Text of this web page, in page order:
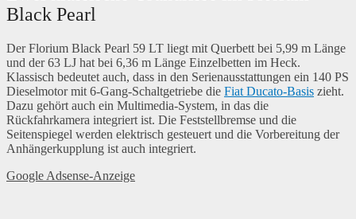
Black Pearl
Der Florium Black Pearl 59 LT liegt mit Querbett bei 5,99 m Länge
und der 63 LJ hat bei 6,36 m Länge Einzelbetten im Heck.
Klassisch bedeutet auch, dass in den Serienausstattungen ein 140 PS
Dieselmotor mit 6-Gang-Schaltgetriebe die Fiat Ducato-Basis zieht.
Dazu gehört auch ein Multimedia-System, in das die
Rückfahrkamera integriert ist. Die Feststellbremse und die
Seitenspiegel werden elektrisch gesteuert und die Vorbereitung der
Anhängerkupplung ist auch integriert.
Google Adsense-Anzeige